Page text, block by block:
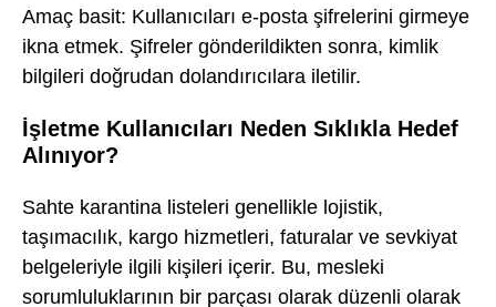
Amaç basit: Kullanıcıları e-posta şifrelerini girmeye
ikna etmek. Şifreler gönderildikten sonra, kimlik
bilgileri doğrudan dolandırıcılara iletilir.
İşletme Kullanıcıları Neden Sıklıkla Hedef
Alınıyor?
Sahte karantina listeleri genellikle lojistik,
taşımacılık, kargo hizmetleri, faturalar ve sevkiyat
belgeleriyle ilgili kişileri içerir. Bu, mesleki
sorumluluklarının bir parçası olarak düzenli olarak